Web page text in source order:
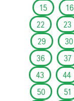
15
16
22
23
29
30
36
37
43
44
50
51